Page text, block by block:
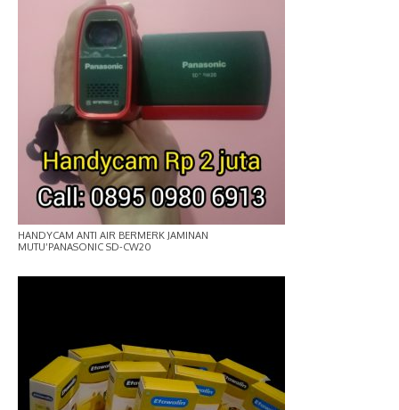
HANDYCAM ANTI AIR BERMERK JAMINAN
MUTU’PANASONIC SD-CW20